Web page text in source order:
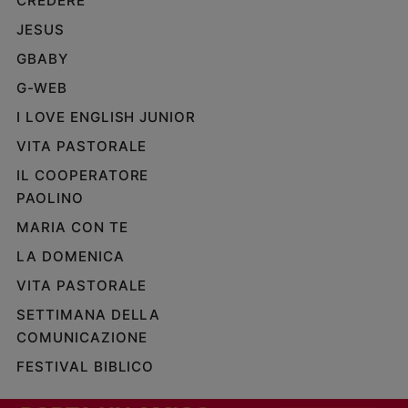
giovani
Adolescenza
Bioetica
Foto
Video
Privacy
JESUS
GBABY
G-WEB
I LOVE ENGLISH JUNIOR
VITA PASTORALE
IL COOPERATORE
PAOLINO
MARIA CON TE
LA DOMENICA
VITA PASTORALE
SETTIMANA DELLA
COMUNICAZIONE
FESTIVAL BIBLICO